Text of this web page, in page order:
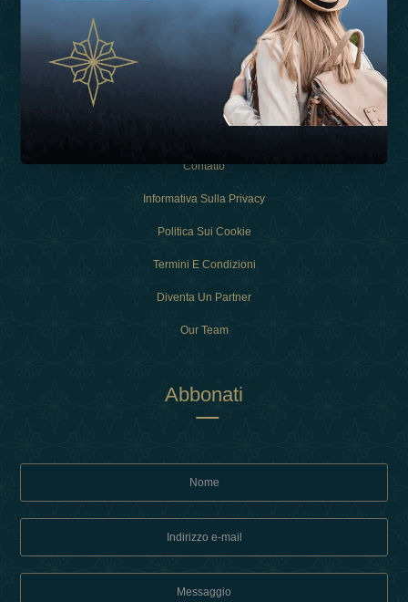
Esperienza
Contatto
Informativa Sulla Privacy
Politica Sui Cookie
Termini E Condizioni
Diventa Un Partner
Our Team
Abbonati